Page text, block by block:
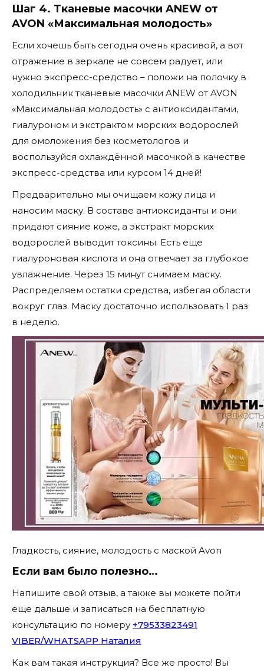
Шаг 4. Тканевые масочки ANEW от
AVON «Максимальная молодость»
Если хочешь быть сегодня очень красивой, а вот
отражение в зеркале не совсем радует, или
нужно экспресс-средство – положи на полочку в
холодильник тканевые масочки ANEW от AVON
«Максимальная молодость» с антиоксидантами,
гиалуроном и экстрактом морских водорослей
для омоложения без косметологов и
воспользуйся охлаждённой масочкой в качестве
экспресс-средства или курсом 14 дней!
Предварительно мы очищаем кожу лица и
наносим маску. В составе антиоксиданты и они
придают сияние коже, а экстракт морских
водорослей выводит токсины. Есть еще
гиалуроновая кислота и она отвечает за глубокое
увлажнение. Через 15 минут снимаем маску.
Распределяем остатки средства, избегая области
вокруг глаз. Маску достаточно использовать 1 раз
в неделю.
Гладкость, сияние, молодость с маской Avon
Если вам было полезно…
Напишите свой отзыв, а также вы можете пойти
еще дальше и записаться на бесплатную
консультацию по номеру +79533823491
VIBER/WHATSAPP Наталия
Как вам такая инструкция? Все же просто! Вы